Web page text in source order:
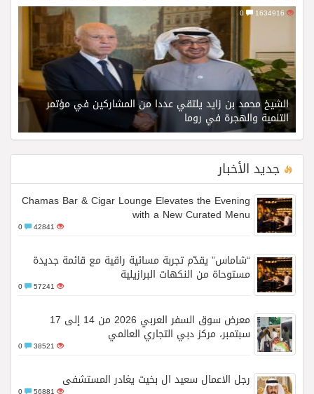
الشيخ محمد بن زايد يلتقي عددا من المشاركين في مؤتمر
التنمية والهجرة في روما
جديد الأخبار
Chamas Bar & Cigar Lounge Elevates the Evening
with a New Curated Menu
42841
“شاماس” يقدّم تجربة مسائية راقية مع قائمة جديدة
مستوحاة من النكهات البرازيلية
57241
معرض سوق السفر العربي 2026 من 14 إلى 17
سبتمبر، مركز دبي التجاري العالمي
38521
رجل الاعمال سعيد ال بخيت يغادر المستشفى